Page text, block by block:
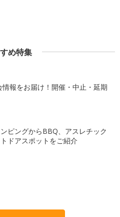
め特集
報をお届け！開催・中止・延期
ピングからBBQ、アスレチック
ドアスポットをご紹介